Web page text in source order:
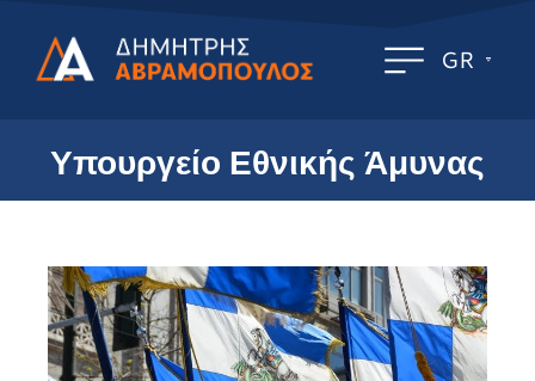
GR
Υπουργείο Εθνικής Άμυνας